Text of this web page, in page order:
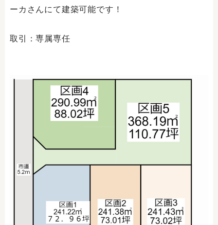
ーカさんにて建築可能です！
取引：専属専任